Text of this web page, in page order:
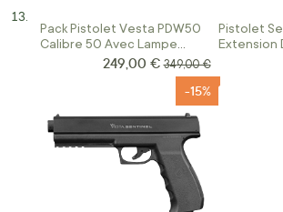
Pack Pistolet Vesta PDW50
Calibre 50 Avec Lampe
Prix Spécial
249,00 € Prix normal
349,00 €
Pistolet
Extension
-15%